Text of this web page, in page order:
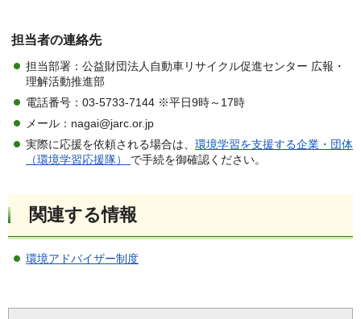
担当者の連絡先
担当部署：公益財団法人自動車リサイクル促進センター 広報・
理解活動推進部
電話番号：03-5733-7144 ※平日9時～17時
メール：nagai@jarc.or.jp
実際に応援を依頼される場合は、 環境学習を支援する企業・団体
（環境学習応援隊）
で手続を御確認ください。
関連する情報
環境アドバイザー制度